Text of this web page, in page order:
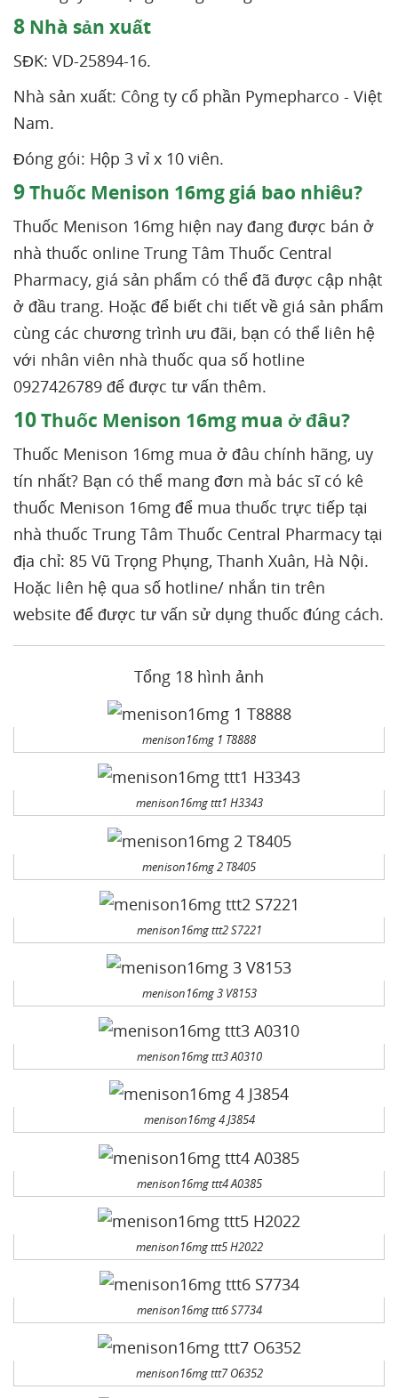
8 Nhà sản xuất
SĐK: VD-25894-16.
Nhà sản xuất: Công ty cổ phần Pymepharco - Việt
Nam.
Đóng gói: Hộp 3 vỉ x 10 viên.
9Thuốc Menison 16mg giá bao nhiêu?
Thuốc Menison 16mg hiện nay đang được bán ở
nhà thuốc online Trung Tâm Thuốc Central
Pharmacy, giá sản phẩm có thể đã được cập nhật
ở đầu trang. Hoặc để biết chi tiết về giá sản phẩm
cùng các chương trình ưu đãi, bạn có thể liên hệ
với nhân viên nhà thuốc qua số hotline
0927426789 để được tư vấn thêm.
10Thuốc Menison 16mg mua ở đâu?
Thuốc Menison 16mg mua ở đâu chính hãng, uy
tín nhất? Bạn có thể mang đơn mà bác sĩ có kê
thuốc Menison 16mg để mua thuốc trực tiếp tại
nhà thuốc Trung Tâm Thuốc Central Pharmacy tại
địa chỉ: 85 Vũ Trọng Phụng, Thanh Xuân, Hà Nội.
Hoặc liên hệ qua số hotline/ nhắn tin trên
website để được tư vấn sử dụng thuốc đúng cách.
Tổng 18 hình ảnh
menison16mg 1 T8888
menison16mg ttt1 H3343
menison16mg 2 T8405
menison16mg ttt2 S7221
menison16mg 3 V8153
menison16mg ttt3 A0310
menison16mg 4 J3854
menison16mg ttt4 A0385
menison16mg ttt5 H2022
menison16mg ttt6 S7734
menison16mg ttt7 O6352